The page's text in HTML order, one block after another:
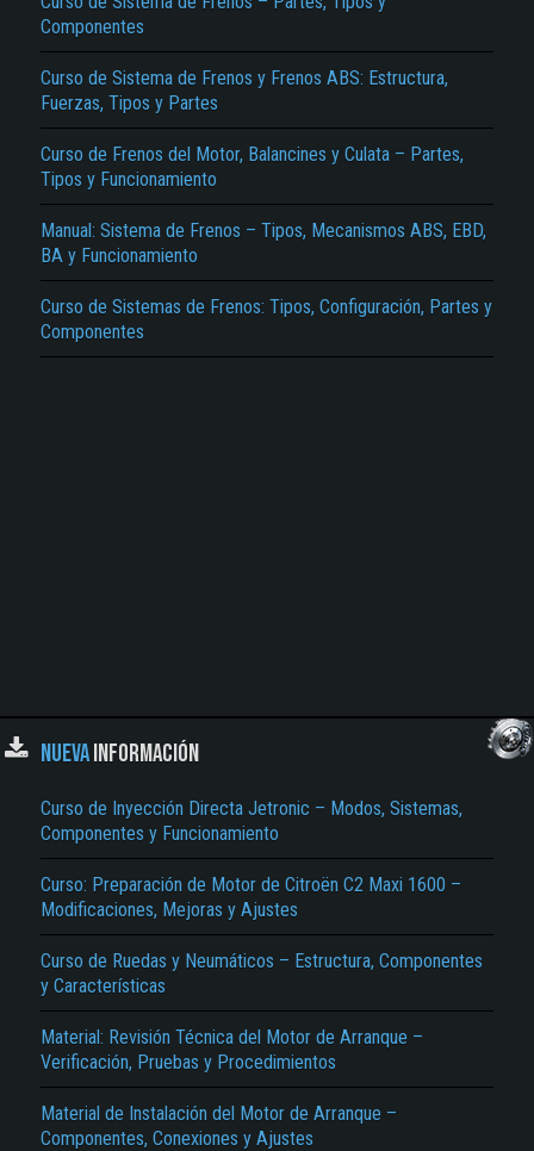
Componentes
Curso de Sistema de Frenos y Frenos ABS: Estructura,
Fuerzas, Tipos y Partes
Curso de Frenos del Motor, Balancines y Culata – Partes,
Tipos y Funcionamiento
Manual: Sistema de Frenos – Tipos, Mecanismos ABS, EBD,
BA y Funcionamiento
Curso de Sistemas de Frenos: Tipos, Configuración, Partes y
Componentes
NUEVAINFORMACIÓN
Curso de Inyección Directa Jetronic – Modos, Sistemas,
Componentes y Funcionamiento
Curso: Preparación de Motor de Citroën C2 Maxi 1600 –
Modificaciones, Mejoras y Ajustes
Curso de Ruedas y Neumáticos – Estructura, Componentes
y Características
Material: Revisión Técnica del Motor de Arranque –
Verificación, Pruebas y Procedimientos
Material de Instalación del Motor de Arranque –
Componentes, Conexiones y Ajustes
Reportar otro tipo de error...